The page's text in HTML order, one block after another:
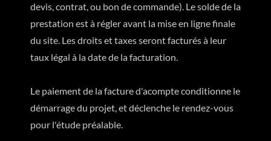
devis, contrat, ou bon de commande). Le solde de la
prestation est à régler avant la mise en ligne finale
du site. Les droits et taxes seront facturés à leur
taux légal à la date de la facturation.
Le paiement de la facture d'acompte conditionne le
démarrage du projet, et déclenche le rendez-vous
pour l'étude préalable.